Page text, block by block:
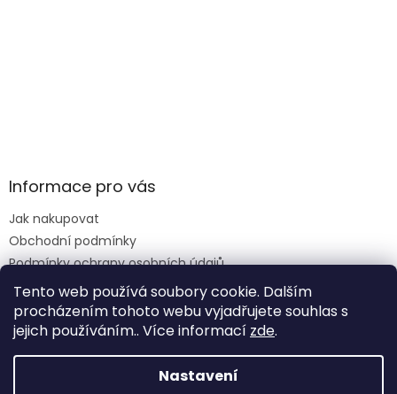
Tento web používá soubory cookie. Dalším
procházením tohoto webu vyjadřujete souhlas s
jejich používáním.. Více informací zde.
Nastavení
Informace pro vás
Jak nakupovat
Obchodní podmínky
Podmínky ochrany osobních údajů
Reklamace formulář